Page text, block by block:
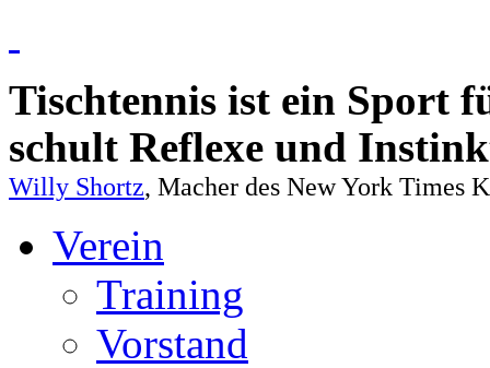
Tischtennis ist ein Sport
schult Reflexe und
Willy Shortz, Macher des New York Times
Verein
Training
Vorstand